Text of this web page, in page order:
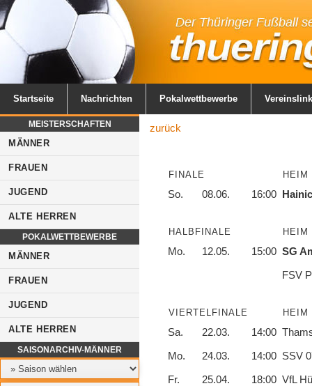
Startseite Nachrichten Pokalwettbewerbe
MEISTERSCHAFTEN
MÄNNER
FRAUEN
JUGEND
ALTE HERREN
POKALWETTBEWERBE
MÄNNER
FRAUEN
JUGEND
ALTE HERREN
SAISONARCHIV-MÄNNER
zurück
FINALE HEIM
So. 08.06. 16:00
HALBFINALE HEIM
Mo. 12.05. 15:00 SG
FSV
VIERTELFINALE HEIM
Sa. 22.03. 14:00
Mo.
24.03. 14:00 SSV
Fr.
25.04. 18:00 VfL